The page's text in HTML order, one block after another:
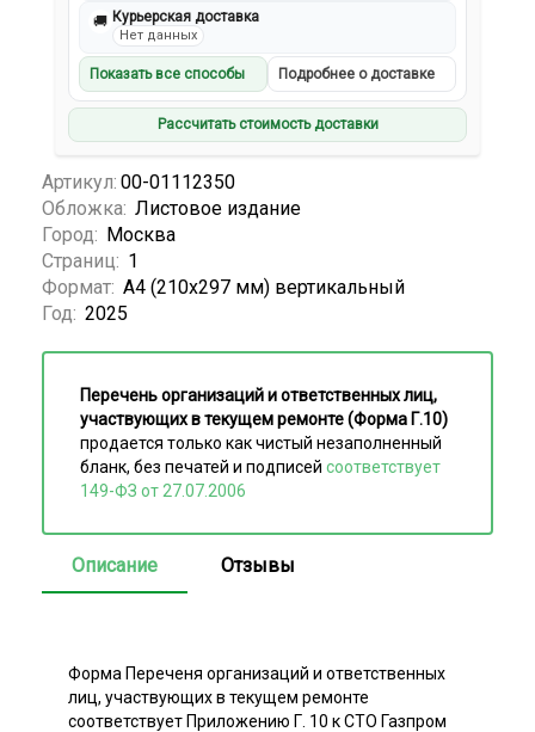
🚚 Курьерская доставка
Нет данных
Показать все способы Подробнее о доставке
Рассчитать стоимость доставки
Артикул: 00-01112350
Обложка: Листовое издание
Город: Москва
Страниц: 1
Формат: А4 (210х297 мм) вертикальный
Год: 2025
Перечень организаций и ответственных лиц,
участвующих в текущем ремонте (Форма Г.10)
продается только как чистый незаполненный
бланк, без печатей и подписей соответствует
149-ФЗ от 27.07.2006
Описание Отзывы
Форма Переченя организаций и ответственных
лиц, участвующих в текущем ремонте
соответствует Приложению Г. 10 к СТО Газпром